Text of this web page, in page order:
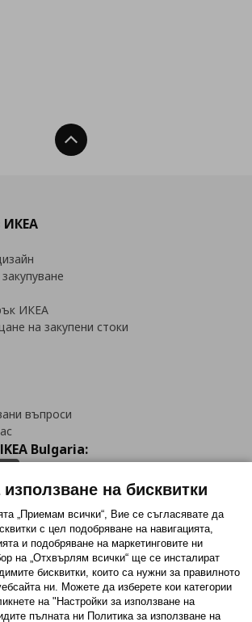
списъка с любими
Нагоре
ИКЕА
ИКЕА
на закупени стоки
въпроси
Bulgaria:
ни:
PinterestInstagram
на бисквитки
„Приемам всички“, Вие се съгласявате да
с цел подобряване на навигацията,
и подобряване на маркетинговите ни
на „Отхвърлям всички“ ще се инсталират
бисквитки, които са нужни за правилното
ни. Можете да изберете кои категории
на "Настройки за използване на
пълната ни Политика за използване на